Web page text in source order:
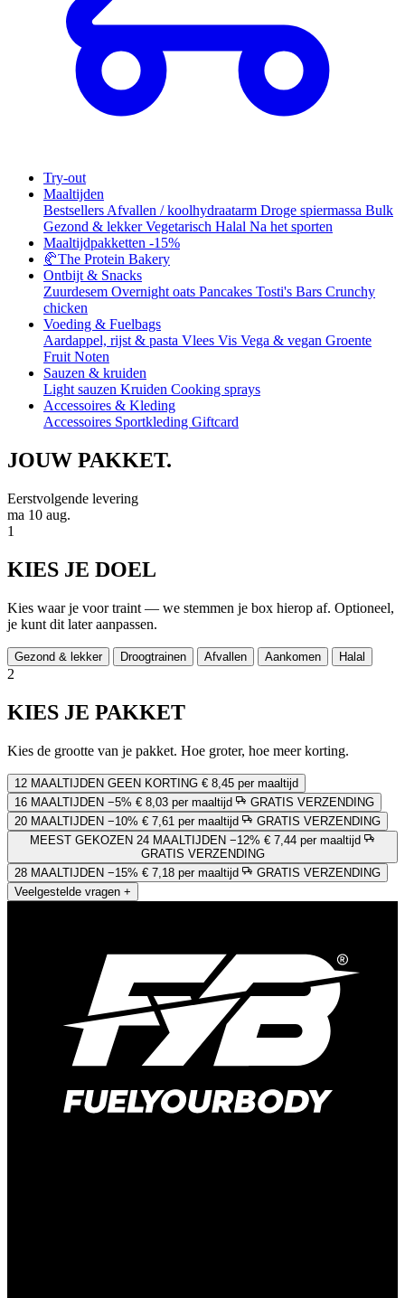
Try-out
Maaltijden
Bestsellers Afvallen / koolhydraatarm Droge spiermassa Bulk
Gezond & lekkerVegetarisch Halal Na het sporten
Maaltijdpakketten -15%
🥐The Protein Bakery
Ontbijt & Snacks
Zuurdesem Overnight oats Pancakes Tosti's Bars Crunchy
chicken
Voeding & Fuelbags
Aardappel, rijst & pasta Vlees Vis Vega & vegan Groente
Fruit Noten
Sauzen & kruiden
Light sauzen Kruiden Cooking sprays
Accessoires & Kleding
Accessoires Sportkleding Giftcard
JOUW PAKKET.
Eerstvolgende levering
ma 10 aug.
1
KIES JE DOEL
Kies waar je voor traint — we stemmen je box hierop af. Optioneel,
je kunt dit later aanpassen.
Gezond & lekker Droogtrainen Afvallen Aankomen Halal
2
KIES JE PAKKET
Kies de grootte van je pakket. Hoe groter, hoe meer korting.
12 MAALTIJDEN GEEN KORTING € 8,45 per maaltijd
16 MAALTIJDEN −5% € 8,03 per maaltijd
GRATIS VERZENDING
20 MAALTIJDEN −10% € 7,61 per maaltijd
GRATIS VERZENDING
MEEST GEKOZEN 24 MAALTIJDEN −12% € 7,44 per maaltijd
GRATIS VERZENDING
28 MAALTIJDEN −15% € 7,18 per maaltijd
GRATIS VERZENDING
Veelgestelde vragen +